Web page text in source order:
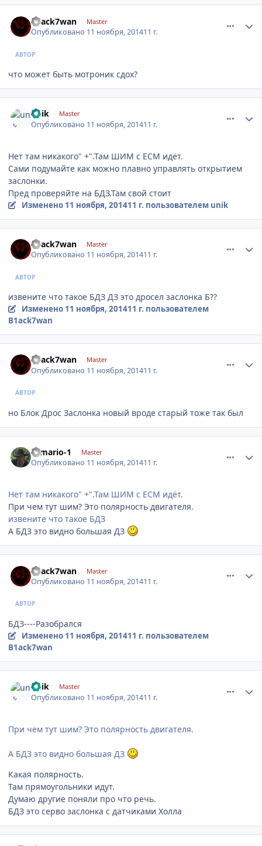
B1ack7wan Master
Опубликовано 11 ноября, 201411 г.
АВТОР
что может быть мотроник сдох?
unik Master
Опубликовано 11 ноября, 201411 г.
Нет там никакого" +".Там ШИМ с ЕСМ идёт.
Сами подумайте как можно плавно управлять открытием
заслонки.
Пред проверяйте на БДЗ.Там свой стоит
Изменено 11 ноября, 201411 г. пользователем unik
B1ack7wan Master
Опубликовано 11 ноября, 201411 г.
АВТОР
извените что такое БДЗ ДЗ это дросел заслонка Б??
Изменено 11 ноября, 201411 г. пользователем
B1ack7wan
B1ack7wan Master
Опубликовано 11 ноября, 201411 г.
АВТОР
но Блок Дрос Заслонка новый вроде старый тоже так был
romario-1 Master
Опубликовано 11 ноября, 201411 г.
Нет там никакого" +".Там ШИМ с ЕСМ идёт.
При чем тут шим? Это полярность двигателя.
извените что такое БДЗ
А БДЗ это видно большая ДЗ
B1ack7wan Master
Опубликовано 11 ноября, 201411 г.
АВТОР
БДЗ----Разобрался
Изменено 11 ноября, 201411 г. пользователем
B1ack7wan
unik Master
Опубликовано 11 ноября, 201411 г.
При чем тут шим? Это полярность двигателя.
А БДЗ это видно большая ДЗ
Какая полярность.
Там прямоугольники идут.
Думаю другие поняли про что речь.
БДЗ это серво заслонка с датчиками Холла